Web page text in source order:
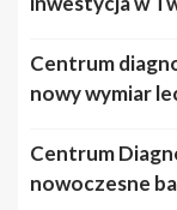
Centrum
nowy wymiar
Centrum
nowoczesne